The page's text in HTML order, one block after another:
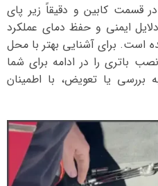
قسمت کابین و دقیقاً زیر پای
ایمنی و حفظ دمای عملکرد
است. برای آشنایی بهتر با محل
باتری را در ادامه برای شما
بررسی یا تعویض، با اطمینان